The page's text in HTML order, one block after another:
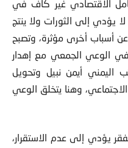
الاقتصادي غير كاف في
يؤدي إلى الثورات ولا ينتج
عن أسباب أخرى مؤثرة، وتصبح
في الوعي الجمعي مع إهدار
اليمني أيمن نبيل وتحويل
وهنا يتخلق الوعي
يؤدي إلى عدم الاستقرار،